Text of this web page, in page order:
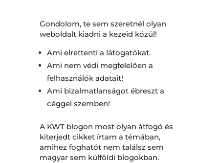
Gondolom, te sem szeretnél olyan
weboldalt kiadni a kezeid közül!
Ami elrettenti a látogatókat.
Ami nem védi megfelelően a
felhasználók adatait!
Ami bizalmatlanságot ébreszt a
céggel szemben!
A KWT blogon most olyan átfogó és
kiterjedt cikket írtam a témában,
amihez foghatót nem találsz sem
magyar sem külföldi blogokban.